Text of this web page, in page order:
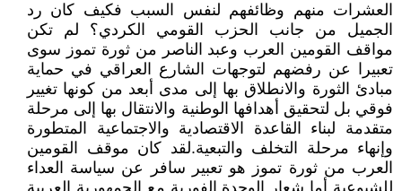
العشرات منهم وظائفهم لنفس السبب فكيف كان رد
الجميل من جانب الحزب القومي الكردي؟ لم تكن
مواقف القومين العرب وعبد الناصر من ثورة تموز سوى
تعبيرا عن رفضهم لتوجهات الشارع العراقي في حماية
مبادئ الثورة والانطلاق بها إلى مدى أبعد من كونها تغيير
فوقي بل لتحقيق أهدافها الوطنية والانتقال بها إلى مرحلة
متقدمة لبناء القاعدة الاقتصادية والاجتماعية المتطورة
وإنهاء مرحلة التخلف والتبعية.لقد كان موقف القومين
العرب من ثورة تموز هو تعبير سافر عن سياسة العداء